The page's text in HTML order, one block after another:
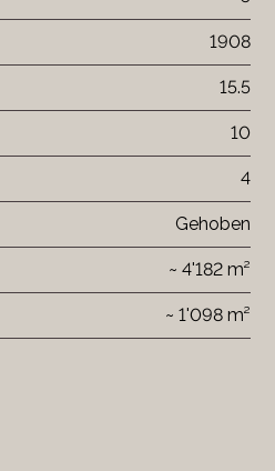
1908
15.5
10
4
Gehoben
~ 4'182 m²
~ 1'098 m²